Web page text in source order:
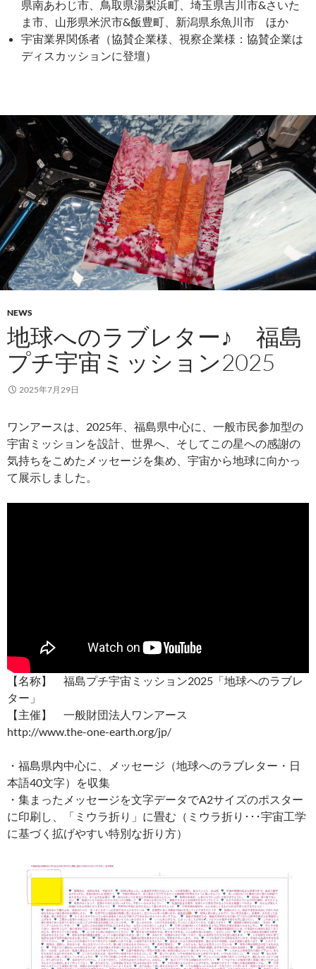
県南あわじ市、鳥取県湯梨浜町、埼玉県吉川市&さいた
ま市、山形県米沢市&飯豊町、新潟県糸魚川市 ほか
宇宙業界関係者（協賛企業様、視察企業様：協賛企業は
ディスカッションに登壇）
NEWS
地球へのラブレター♪ 福島
プチ宇宙ミッション2025
2025年7月29日
ワンアースは、2025年、福島県中心に、一般市民参加型の
宇宙ミッションを設計、世界へ、そしてこの星への感謝の
気持ちをこめたメッセージを集め、宇宙から地球に向かっ
て展示しました。
【名称】 福島プチ宇宙ミッション2025「地球へのラブレ
ター」
【主催】 一般財団法人ワンアース
http://www.the-one-earth.org/jp/
・福島県内中心に、メッセージ（地球へのラブレター・日
本語40文字）を収集
・集まったメッセージを文字データでA2サイズのポスター
に印刷し、「ミウラ折り」に畳む（ミウラ折り･･･宇宙工学
に基づく拡げやすい特別な折り方）